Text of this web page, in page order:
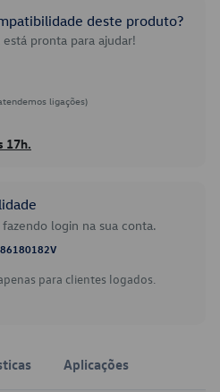
deste produto?
pronta para ajudar!
ligações)
17h.
login na sua conta.
para clientes logados.
Aplicações